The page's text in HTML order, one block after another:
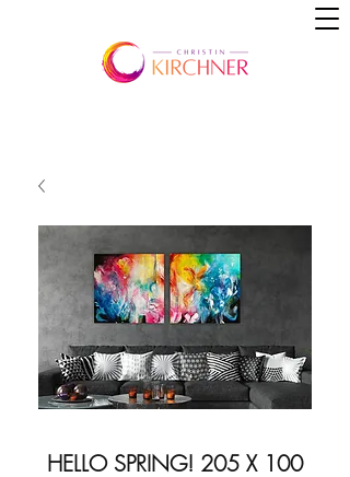
HELLO SPRING! 205 X 100